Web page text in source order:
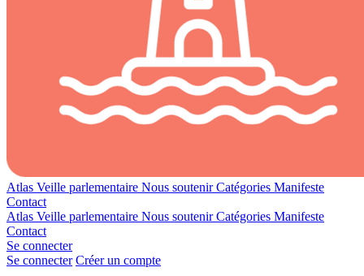
Atlas Veille parlementaire Nous soutenirCatégories Manifeste
Contact
Atlas Veille parlementaire Nous soutenirCatégories Manifeste
Contact
Se connecter
Se connecter Créer un compte